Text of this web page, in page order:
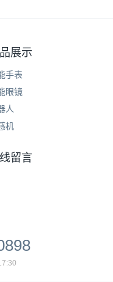
展示
手表
眼镜
人
机
留言